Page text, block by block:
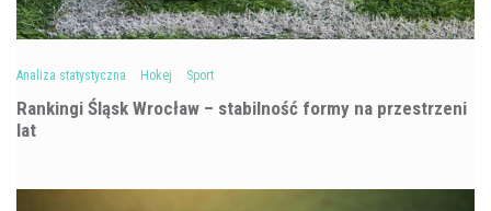
Analiza statystyczna Hokej Sport
Rankingi Śląsk Wrocław – stabilność formy na przestrzeni
lat